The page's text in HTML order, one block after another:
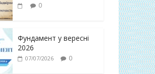
0
Фундамент у вересні
2026
07/07/2026 0